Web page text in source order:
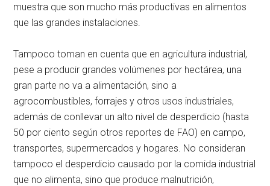
muestra que son mucho más productivas en alimentos
que las grandes instalaciones.
Tampoco toman en cuenta que en agricultura industrial,
pese a producir grandes volúmenes por hectárea, una
gran parte no va a alimentación, sino a
agrocombustibles, forrajes y otros usos industriales,
además de conllevar un alto nivel de desperdicio (hasta
50 por ciento según otros reportes de FAO) en campo,
transportes, supermercados y hogares. No consideran
tampoco el desperdicio causado por la comida industrial
que no alimenta, sino que produce malnutrición,